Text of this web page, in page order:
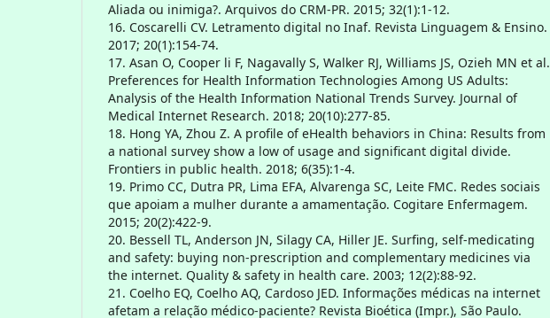
Aliada ou inimiga?. Arquivos do CRM-PR. 2015; 32(1):1-12.
16. Coscarelli CV. Letramento digital no Inaf. Revista Linguagem & Ensino.
2017; 20(1):154-74.
17. Asan O, Cooper li F, Nagavally S, Walker RJ, Williams JS, Ozieh MN et al.
Preferences for Health Information Technologies Among US Adults:
Analysis of the Health Information National Trends Survey. Journal of
Medical Internet Research. 2018; 20(10):277-85.
18. Hong YA, Zhou Z. A profile of eHealth behaviors in China: Results from
a national survey show a low of usage and significant digital divide.
Frontiers in public health. 2018; 6(35):1-4.
19. Primo CC, Dutra PR, Lima EFA, Alvarenga SC, Leite FMC. Redes sociais
que apoiam a mulher durante a amamentação. Cogitare Enfermagem.
2015; 20(2):422-9.
20. Bessell TL, Anderson JN, Silagy CA, Hiller JE. Surfing, self-medicating
and safety: buying non-prescription and complementary medicines via
the internet. Quality & safety in health care. 2003; 12(2):88-92.
21. Coelho EQ, Coelho AQ, Cardoso JED. Informações médicas na internet
afetam a relação médico-paciente? Revista Bioética (Impr.), São Paulo.